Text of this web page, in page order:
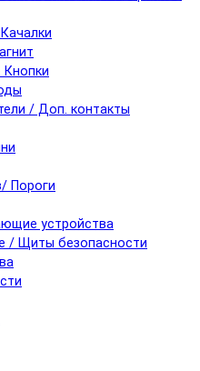
/ Доп. контакты
Пороги
устройства
/ Щиты безопасности